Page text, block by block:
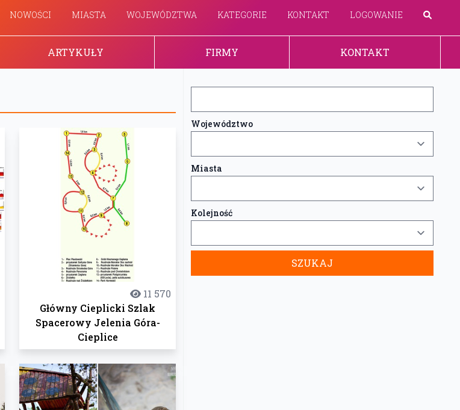
NOWOŚCI MIASTA WOJEWÓDZTWA KATEGORIE KONTAKT LOGOWANIE
ARTYKUŁY FIRMY KONTAKT
11 570
Główny Cieplicki Szlak
Spacerowy Jelenia Góra-
Cieplice
Województwo
Miasta
Kolejność